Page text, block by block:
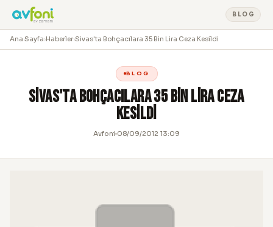
BLOG
Ana Sayfa›Haberler›Sivas'ta Bohçacılara 35 Bin Lira Ceza Kesildi
BLOG
Sivas'ta Bohçacılara 35 Bin Lira Ceza
Kesildi
Avfoni 08/09/2012 13:09